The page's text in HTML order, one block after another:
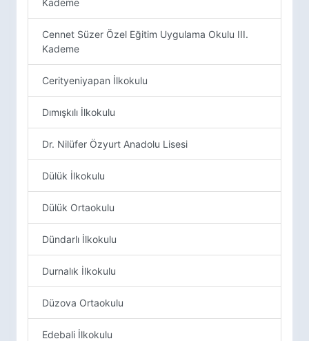
Cennet Süzer Özel Eğitim Uygulama Okulu III.
Kademe
Cerityeniyapan İlkokulu
Dımışkılı İlkokulu
Dr. Nilüfer Özyurt Anadolu Lisesi
Dülük İlkokulu
Dülük Ortaokulu
Dündarlı İlkokulu
Durnalık İlkokulu
Düzova Ortaokulu
Edebali İlkokulu